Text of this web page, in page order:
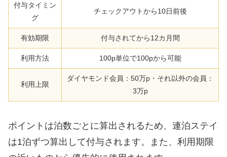
付与タイミン
グ
チェックアウトから10日前後
有効期限 付与されてから12カ月間
利用方法 100p単位で100pから可能
利用上限
ダイヤモンド会員：50万p・それ以外の会員：
3万p
ポイントは泊数ごとに算出されるため、連泊ステイ
は1泊ずつ算出して付与されます。また、利用期限